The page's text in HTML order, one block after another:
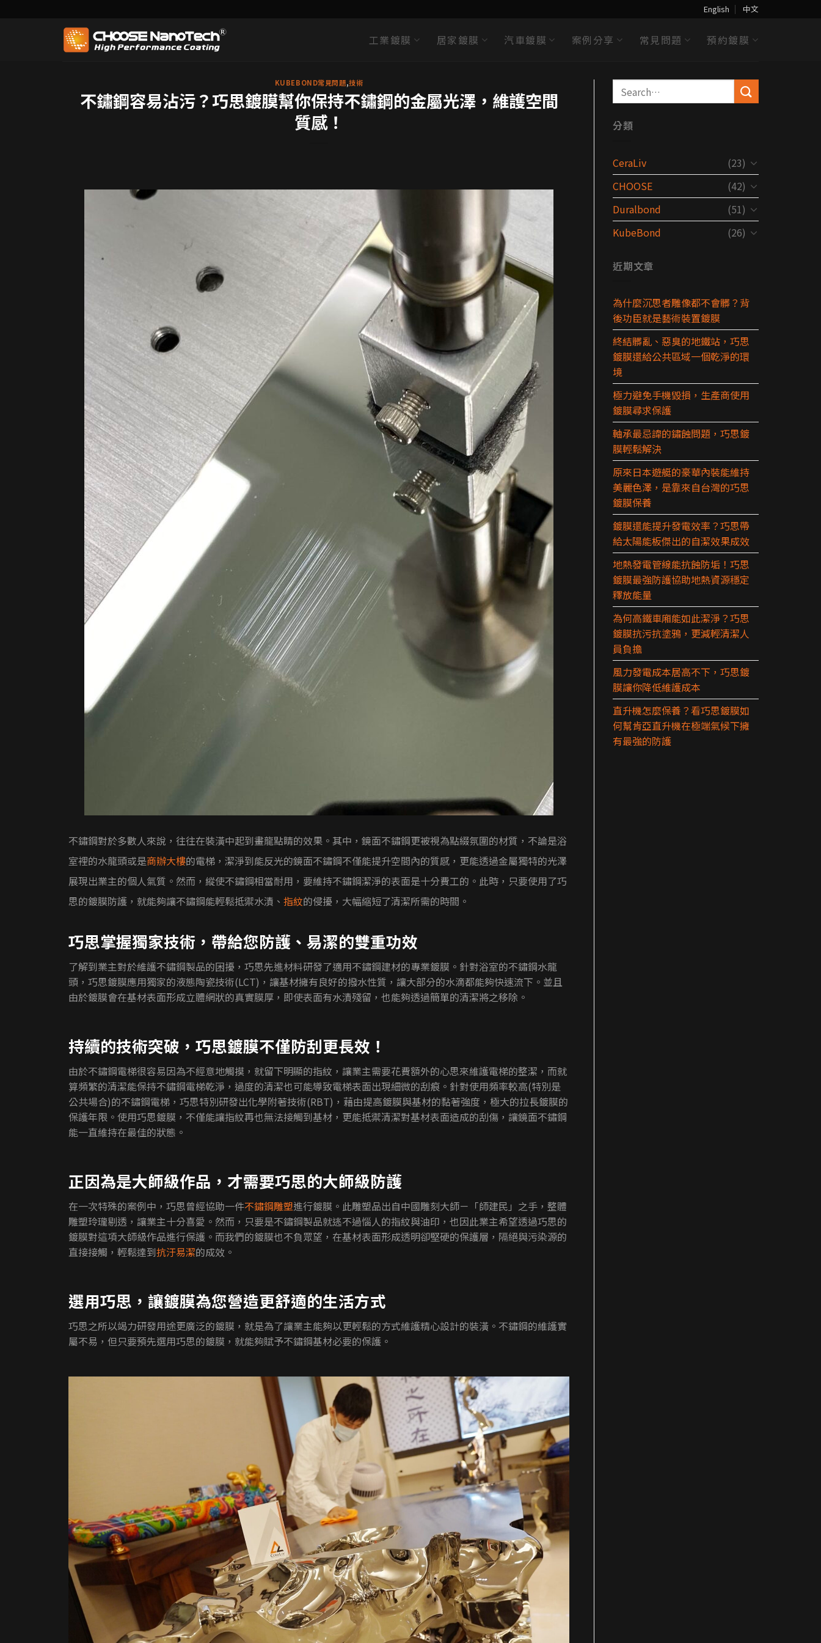
English 中文
工業鍍膜 居家鍍膜 汽車鍍膜 案例分享 常見問題 預約鍍膜
KUBEBOND常見問題,技術
不鏽鋼容易沾污？巧思鍍膜幫你保持不鏽鋼的金屬光澤，維護空間
質感！
不鏽鋼對於多數人來說，往往在裝潢中起到畫龍點睛的效果。其中，鏡面不鏽鋼更被視為點綴氛圍的材質，不論是浴
室裡的水龍頭或是商辦大樓的電梯，潔淨到能反光的鏡面不鏽鋼不僅能提升空間內的質感，更能透過金屬獨特的光澤
展現出業主的個人氣質。然而，縱使不鏽鋼相當耐用，要維持不鏽鋼潔淨的表面是十分費工的。此時，只要使用了巧
思的鍍膜防護，就能夠讓不鏽鋼能輕鬆抵禦水漬、 指紋的侵擾，大幅縮短了清潔所需的時間。
巧思掌握獨家技術，帶給您防護、易潔的雙重功效
了解到業主對於維護不鏽鋼製品的困擾，巧思先進材料研發了適用不鏽鋼建材的專業鍍膜。針對浴室的不鏽鋼水龍
頭，巧思鍍膜應用獨家的液態陶瓷技術(LCT)，讓基材擁有良好的撥水性質，讓大部分的水滴都能夠快速流下。並且
由於鍍膜會在基材表面形成立體網狀的真實膜厚，即使表面有水漬殘留，也能夠透過簡單的清潔將之移除。
持續的技術突破，巧思鍍膜不僅防刮更長效！
由於不鏽鋼電梯很容易因為不經意地觸摸，就留下明顯的指紋，讓業主需要花費額外的心思來維護電梯的整潔，而就
算頻繁的清潔能保持不鏽鋼電梯乾淨，過度的清潔也可能導致電梯表面出現細微的刮痕。針對使用頻率較高(特別是
公共場合)的不鏽鋼電梯，巧思特別研發出化學附著技術(RBT)，藉由提高鍍膜與基材的黏著強度，極大的拉長鍍膜的
保護年限。使用巧思鍍膜，不僅能讓指紋再也無法接觸到基材，更能抵禦清潔對基材表面造成的刮傷，讓鏡面不鏽鋼
能一直維持在最佳的狀態。
正因為是大師級作品，才需要巧思的大師級防護
在一次特殊的案例中，巧思曾經協助一件不鏽鋼雕塑進行鍍膜。此雕塑品出自中國雕刻大師－「師建民」之手，整體
雕塑玲瓏剔透，讓業主十分喜愛。然而，只要是不鏽鋼製品就逃不過惱人的指紋與油印，也因此業主希望透過巧思的
鍍膜對這項大師級作品進行保護。而我們的鍍膜也不負眾望，在基材表面形成透明卻堅硬的保護層，隔絕與污染源的
直接接觸，輕鬆達到抗汙易潔的成效。
選用巧思，讓鍍膜為您營造更舒適的生活方式
巧思之所以竭力研發用途更廣泛的鍍膜，就是為了讓業主能夠以更輕鬆的方式維護精心設計的裝潢。不鏽鋼的維護實
屬不易，但只要預先選用巧思的鍍膜，就能夠賦予不鏽鋼基材必要的保護。
分類
CeraLiv
(23)
CHOOSE
(42)
Duralbond
(51)
KubeBond
(26)
近期文章
為什麼沉思者雕像都不會髒？背
後功臣就是藝術裝置鍍膜
終結髒亂、惡臭的地鐵站，巧思
鍍膜還給公共區域一個乾淨的環
境
極力避免手機毀損，生產商使用
鍍膜尋求保護
軸承最忌諱的鏽蝕問題，巧思鍍
膜輕鬆解決
原來日本遊艇的豪華內裝能維持
美麗色澤，是靠來自台灣的巧思
鍍膜保養
鍍膜還能提升發電效率？巧思帶
給太陽能板傑出的自潔效果成效
地熱發電管線能抗蝕防垢！巧思
鍍膜最強防護協助地熱資源穩定
釋放能量
為何高鐵車廂能如此潔淨？巧思
鍍膜抗污抗塗鴉，更減輕清潔人
員負擔
風力發電成本居高不下，巧思鍍
膜讓你降低維護成本
直升機怎麼保養？看巧思鍍膜如
何幫肯亞直升機在極端氣候下擁
有最強的防護